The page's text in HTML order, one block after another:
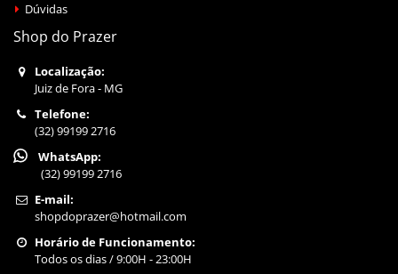
Dúvidas
Shop do Prazer
Localização:
Juiz de Fora - MG
Telefone:
(32) 99199 2716
WhatsApp:
(32) 99199 2716
E-mail:
shopdoprazer@hotmail.com
Horário de Funcionamento:
Todos os dias / 9:00H - 23:00H